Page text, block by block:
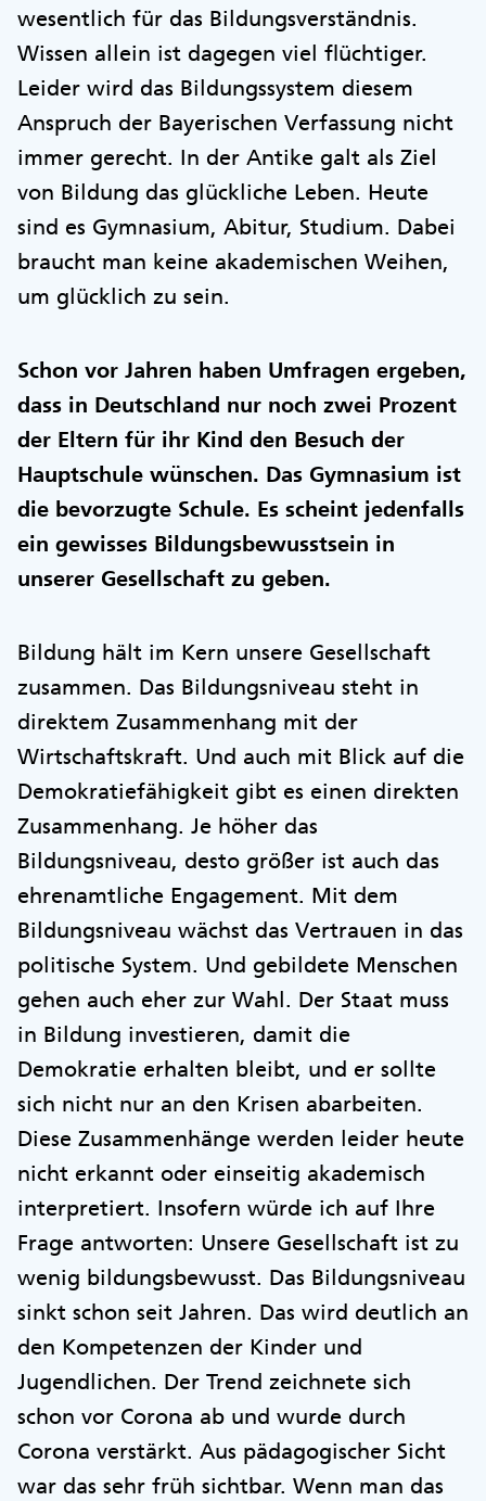
wesentlich für das Bildungsverständnis.
Wissen allein ist dagegen viel flüchtiger.
Leider wird das Bildungssystem diesem
Anspruch der Bayerischen Verfassung nicht
immer gerecht. In der Antike galt als Ziel
von Bildung das glückliche Leben. Heute
sind es Gymnasium, Abitur, Studium. Dabei
braucht man keine akademischen Weihen,
um glücklich zu sein.
Schon vor Jahren haben Umfragen ergeben,
dass in Deutschland nur noch zwei Prozent
der Eltern für ihr Kind den Besuch der
Hauptschule wünschen. Das Gymnasium ist
die bevorzugte Schule. Es scheint jedenfalls
ein gewisses Bildungsbewusstsein in
unserer Gesellschaft zu geben.
Bildung hält im Kern unsere Gesellschaft
zusammen. Das Bildungsniveau steht in
direktem Zusammenhang mit der
Wirtschaftskraft. Und auch mit Blick auf die
Demokratiefähigkeit gibt es einen direkten
Zusammenhang. Je höher das
Bildungsniveau, desto größer ist auch das
ehrenamtliche Engagement. Mit dem
Bildungsniveau wächst das Vertrauen in das
politische System. Und gebildete Menschen
gehen auch eher zur Wahl. Der Staat muss
in Bildung investieren, damit die
Demokratie erhalten bleibt, und er sollte
sich nicht nur an den Krisen abarbeiten.
Diese Zusammenhänge werden leider heute
nicht erkannt oder einseitig akademisch
interpretiert. Insofern würde ich auf Ihre
Frage antworten: Unsere Gesellschaft ist zu
wenig bildungsbewusst. Das Bildungsniveau
sinkt schon seit Jahren. Das wird deutlich an
den Kompetenzen der Kinder und
Jugendlichen. Der Trend zeichnete sich
schon vor Corona ab und wurde durch
Corona verstärkt. Aus pädagogischer Sicht
war das sehr früh sichtbar. Wenn man das